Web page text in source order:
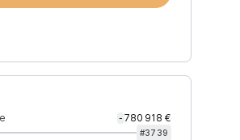
- 780 918 €
#3739